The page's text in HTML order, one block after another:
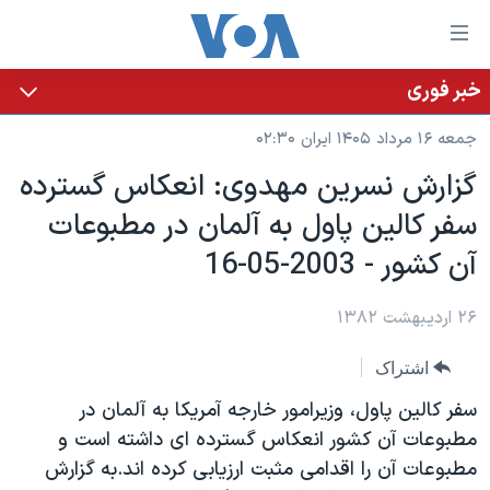
لینکهای
قابل
دسترسی
جهش
محتوای
اصلی
جهش
صفحه
جهش
جستجو
خانه
نسخه سبک وب‌سایت
موضوع ها
ایران
آمریکا
جهان
ویژه برنامه‌ها
ویدیوها
برنامه های تلویزیونی
جدول برنامه ها
صفحه‌های ویژه
بایگانی برنامه‌های تلویزیونی
فرکانس‌های صدای آمریکا
یادگیری زبان انگلیسی
خبر فوری
جمعه ۱۶ مرداد ۱۴۰۵ ایران ۰۲:۳۰
گزارش نسرين مهدوی: انعکاس گسترده
سفر کالين پاول به آلمان در مطبوعات
آن کشور - 2003-05-16
۲۶ اردیبهشت ۱۳۸۲
اشتراک
سفر کالين پاول، وزيرامور خارجه آمريکا به آلمان در
مطبوعات آن کشور انعکاس گسترده ای داشته است و
مطبوعات آن را اقدامی مثبت ارزيابی کرده اند.به گزارش